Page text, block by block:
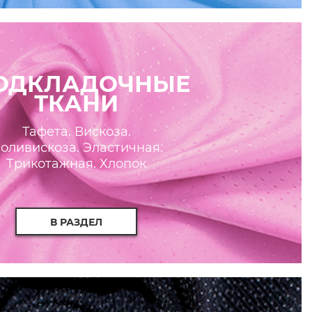
ТКАНИ
Тафета. Вискоза.
Эластичная.
Трикотажная. Хлопок
В РАЗДЕЛ